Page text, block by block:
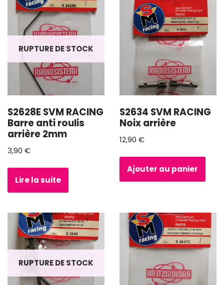
RUPTURE DE STOCK
S2628E SVM RACING
Barre anti roulis
arrière 2mm
3,90 €
Lire la suite
S2634 SVM RACING
Noix arrière
12,90 €
Ajouter au panier
RUPTURE DE STOCK